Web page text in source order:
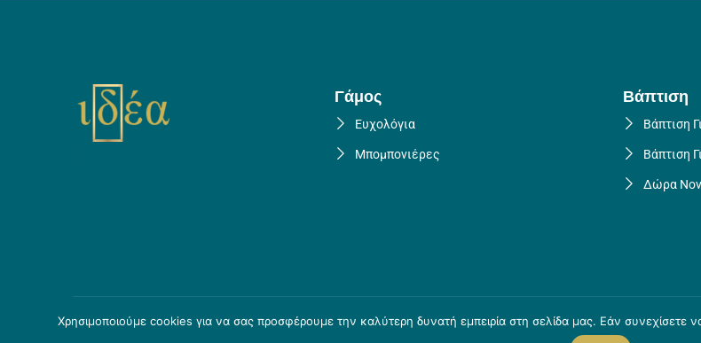
Γάμος
Ευχολόγια
Μπομπονιέρες
Βάπτιση
Βάπτιση
Βάπτιση
Δώρα
Πολιτική ΕπιστροφώνΠολιτική Απορρήτου
Χρησιμοποιούμε cookies για να σας προσφέρουμε την καλύτερη δυνατή εμπειρία στη σελίδα μας. Εάν συνεχίσετε